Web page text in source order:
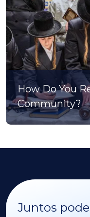
How Do You
Community?
Juntos